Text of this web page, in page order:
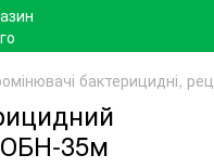
бактерицидні,
ОБН-35м